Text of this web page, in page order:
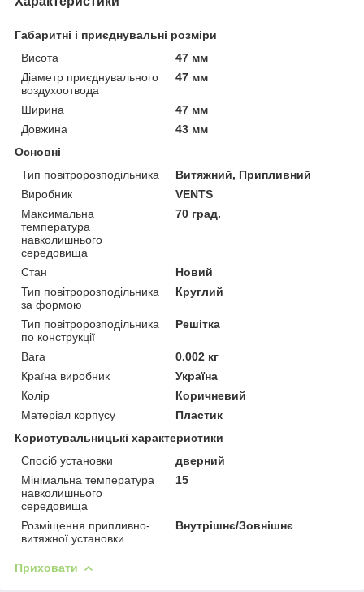
Габаритні і приєднувальні розміри
Висота
47 мм
Діаметр приєднувального
воздухоотвода
47 мм
Ширина
47 мм
Довжина
43 мм
Основні
Тип повітророзподільника
Витяжний, Припливний
Виробник
VENTS
Максимальна
температура
навколишнього
середовища
70 град.
Стан
Новий
Тип повітророзподільника
за формою
Круглий
Тип повітророзподільника
по конструкції
Решітка
Вага
0.002 кг
Країна виробник
Україна
Колір
Коричневий
Матеріал корпусу
Пластик
Користувальницькі характеристики
Спосіб установки
дверний
Мінімальна температура
навколишнього
середовища
15
Розміщення припливно-
витяжної установки
Внутрішнє/Зовнішнє
Приховати